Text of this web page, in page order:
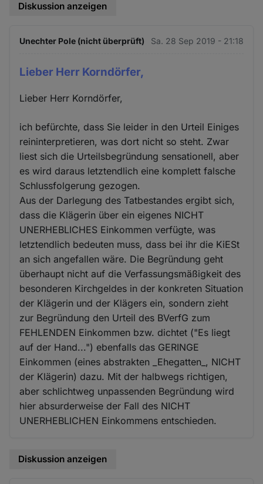
Diskussion anzeigen
Unechter Pole (nicht überprüft) Sa. 28 Sep 2019 - 21:18
Lieber Herr Korndörfer,
Lieber Herr Korndörfer,
ich befürchte, dass Sie leider in den Urteil Einiges
reininterpretieren, was dort nicht so steht. Zwar
liest sich die Urteilsbegründung sensationell, aber
es wird daraus letztendlich eine komplett falsche
Schlussfolgerung gezogen.
Aus der Darlegung des Tatbestandes ergibt sich,
dass die Klägerin über ein eigenes NICHT
UNERHEBLICHES Einkommen verfügte, was
letztendlich bedeuten muss, dass bei ihr die KiESt
an sich angefallen wäre. Die Begründung geht
überhaupt nicht auf die Verfassungsmäßigkeit des
besonderen Kirchgeldes in der konkreten Situation
der Klägerin und der Klägers ein, sondern zieht
zur Begründung den Urteil des BVerfG zum
FEHLENDEN Einkommen bzw. dichtet ("Es liegt
auf der Hand...") ebenfalls das GERINGE
Einkommen (eines abstrakten _Ehegatten_, NICHT
der Klägerin) dazu. Mit der halbwegs richtigen,
aber schlichtweg unpassenden Begründung wird
hier absurderweise der Fall des NICHT
UNERHEBLICHEN Einkommens entschieden.
Diskussion anzeigen